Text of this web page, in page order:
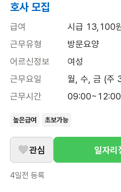
호사 모집
급여
시급 13,100
근무유형
방문요양
어르신정보
여성
근무요일
월, 수, 금 (주
근무시간
09:00~12:00
높은급여 초보가능
관심 일자리
4일전 등록